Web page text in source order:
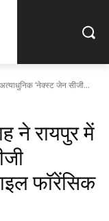
‘नेक्स्ट जेन सीजी...
ने रायपुर में
फॉरेंसिक